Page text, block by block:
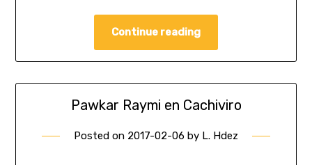
Continue reading
Pawkar Raymi en Cachiviro
Posted on 2017-02-06 by L. Hdez